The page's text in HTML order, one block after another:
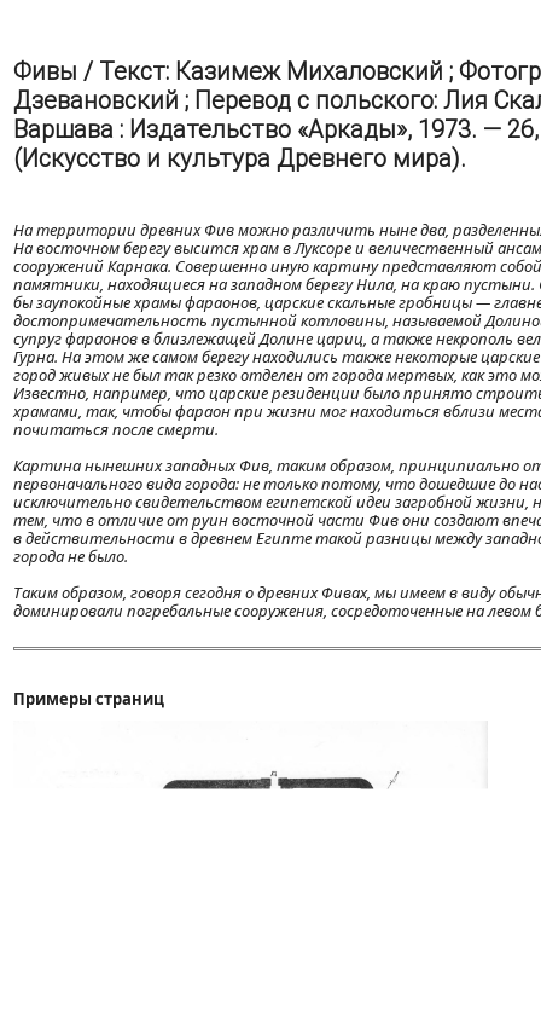
Фивы / Текст: Казимеж Михаловский ;
Дзевановский ; Перевод с польского: Лия
Варшава : Издательство «Аркады», 1973. —
(Искусство и культура Древнего мира).
На территории древних Фив можно различить ныне два,
На восточном берегу высится храм в Луксоре и величественный
сооружений Карнака. Совершенно иную картину представляют собой
памятники, находящиеся на западном берегу Нила, на краю
бы заупокойные храмы фараонов, царские скальные гробницы —
достопримечательность пустынной котловины, называемой
супруг фараонов в близлежащей Долине цариц, а также некрополь
Гурна. На этом же самом берегу находились также некоторые
город живых не был так резко отделен от города мертвых, как это
Известно, например, что царские резиденции было принято
храмами, так, чтобы фараон при жизни мог находиться вблизи
почитаться после смерти.
Картина нынешних западных Фив, таким образом, принципиально
первоначального вида города: не только потому, что дошедшие до
исключительно свидетельством египетской идеи загробной жизни,
тем, что в отличие от руин восточной части Фив они создают
в действительности в древнем Египте такой разницы между
города не было.
Таким образом, говоря сегодня о древних Фивах, мы имеем в виду
доминировали погребальные сооружения, сосредоточенные на левом
Примеры страниц